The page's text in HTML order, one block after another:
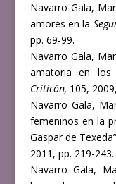
Navarro Gala,
amores en la
pp. 69-99.
Navarro Gala,
amatoria en los
Criticón, 105,
Navarro Gala,
femeninos en la
Gaspar de
2011, pp. 219-243.
Navarro Gala,